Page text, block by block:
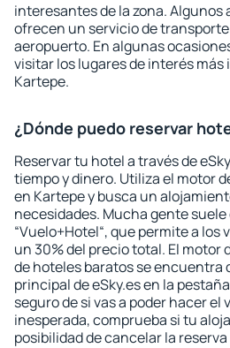
interesantes de la zona.
ofrecen un servicio de
aeropuerto. En algunas
visitar los lugares de interés
Kartepe.
¿Dónde puedo reservar
Reservar tu hotel a través de
tiempo y dinero. Utiliza el motor
en Kartepe y busca un
necesidades. Mucha gente
“Vuelo+Hotel“, que permite a
un 30% del precio total. El motor
de hoteles baratos se encuentra
principal de eSky.es en la
seguro de si vas a poder hacer el
inesperada, comprueba si tu
posibilidad de cancelar la